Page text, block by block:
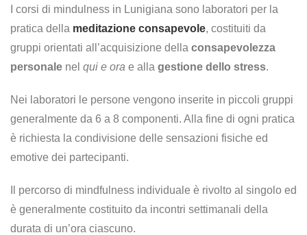
I corsi di mindulness in Lunigiana sono laboratori per la
pratica della meditazione consapevole, costituiti da
gruppi orientati all’acquisizione della consapevolezza
personale nel qui e ora e alla gestione dello stress.
Nei laboratori le persone vengono inserite in piccoli gruppi
generalmente da 6 a 8 componenti. Alla fine di ogni pratica
è richiesta la condivisione delle sensazioni fisiche ed
emotive dei partecipanti.
Il percorso di mindfulness individuale è rivolto al singolo ed
è generalmente costituito da incontri settimanali della
durata di un’ora ciascuno.